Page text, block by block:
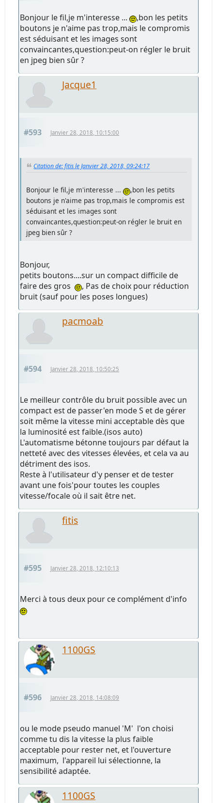
Bonjour le fil,je m'interesse ...
,bon les petits
boutons je n'aime pas trop,mais le compromis
est séduisant et les images sont
convaincantes,question:peut-on régler le bruit
en jpeg bien sûr ?
Jacque1
#593 Janvier 28, 2018, 10:15:00
Citation de: fitis le Janvier 28, 2018, 09:24:17
Bonjour le fil,je m'interesse ...
,bon les petits
boutons je n'aime pas trop,mais le compromis est
séduisant et les images sont
convaincantes,question:peut-on régler le bruit en
jpeg bien sûr ?
Bonjour,
petits boutons....sur un compact difficile de
faire des gros
, Pas de choix pour réduction
bruit (sauf pour les poses longues)
pacmoab
#594 Janvier 28, 2018, 10:50:25
Le meilleur contrôle du bruit possible avec un
compact est de passer'en mode S et de gérer
soit même la vitesse mini acceptable dès que
la luminosité est faible.(isos auto)
L'automatisme bétonne toujours par défaut la
netteté avec des vitesses élevées, et cela va au
détriment des isos.
Reste à l'utilisateur d'y penser et de tester
avant une fois'pour toutes les couples
vitesse/focale où il sait être net.
fitis
#595 Janvier 28, 2018, 12:10:13
Merci à tous deux pour ce complément d'info
1100GS
#596 Janvier 28, 2018, 14:08:09
ou le mode pseudo manuel 'M' l'on choisi
comme tu dis la vitesse la plus faible
acceptable pour rester net, et l'ouverture
maximum, l'appareil lui sélectionne, la
sensibilité adaptée.
1100GS